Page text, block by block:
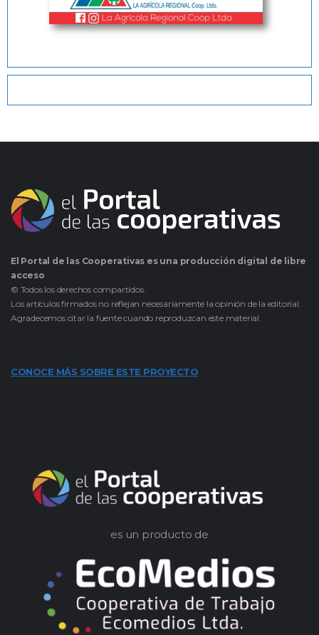
El Portal de las Cooperativas es una producción digital de libre
acceso
© Todos los derechos compartidos.
Los artículos firmados no reflejan necesariamente la opinión de la editorial.
Agradecemos citar la fuente cuando reproduzcan este material.
CONOCE MÁS SOBRE ESTE PROYECTO
es un producto de